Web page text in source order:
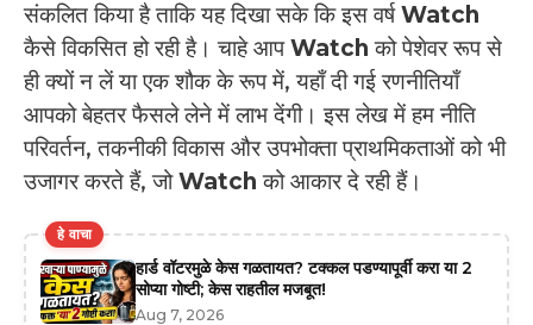
संकलित किया है ताकि यह दिखा सके कि इस वर्षWatch
कैसे विकसित हो रही है। चाहे आपWatch को पेशेवर रूप से
ही क्यों न लें या एक शौक के रूप में, यहाँ दी गई रणनीतियाँ
आपको बेहतर फैसले लेने में लाभ देंगी। इस लेख में हम नीति
परिवर्तन, तकनीकी विकास और उपभोक्ता प्राथमिकताओं को भी
उजागर करते हैं, जोWatch को आकार दे रही हैं।
हे वाचा
हार्ड वॉटरमुळे केस गळतायत? टक्कल पडण्यापूर्वी करा या 2
सोप्या गोष्टी; केस राहतील मजबूत!
Aug 7, 2026